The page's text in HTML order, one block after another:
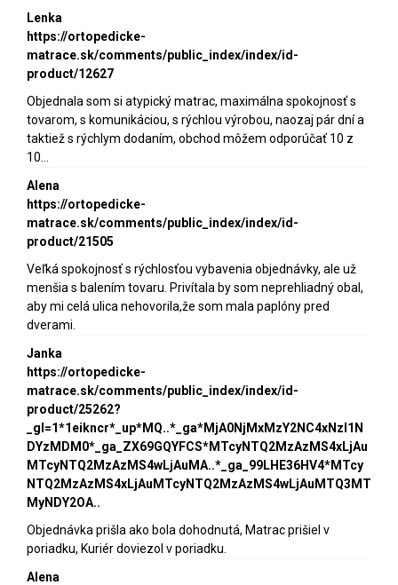
Lenka
https://ortopedicke-
matrace.sk/comments/public_index/index/id-
product/12627
Objednala som si atypický matrac, maximálna spokojnosť s
tovarom, s komunikáciou, s rýchlou výrobou, naozaj pár dní a
taktiež s rýchlym dodaním, obchod môžem odporúčať 10 z
10...
Alena
https://ortopedicke-
matrace.sk/comments/public_index/index/id-
product/21505
Veľká spokojnosť s rýchlosťou vybavenia objednávky, ale už
menšia s balením tovaru. Privítala by som neprehliadný obal,
aby mi celá ulica nehovorila,že som mala paplóny pred
dverami.
Janka
https://ortopedicke-
matrace.sk/comments/public_index/index/id-
product/25262?
_gl=1*1eikncr*_up*MQ..*_ga*MjA0NjMxMzY2NC4xNzI1N
DYzMDM0*_ga_ZX69GQYFCS*MTcyNTQ2MzAzMS4xLjAu
MTcyNTQ2MzAzMS4wLjAuMA..*_ga_99LHE36HV4*MTcy
NTQ2MzAzMS4xLjAuMTcyNTQ2MzAzMS4wLjAuMTQ3MT
MyNDY2OA..
Objednávka prišla ako bola dohodnutá, Matrac prišiel v
poriadku, Kuriér doviezol v poriadku.
Alena